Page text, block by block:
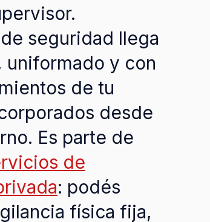
seguridad llega
uniformado y con
de tu
desde
Es parte de
de
: podés
física fija,